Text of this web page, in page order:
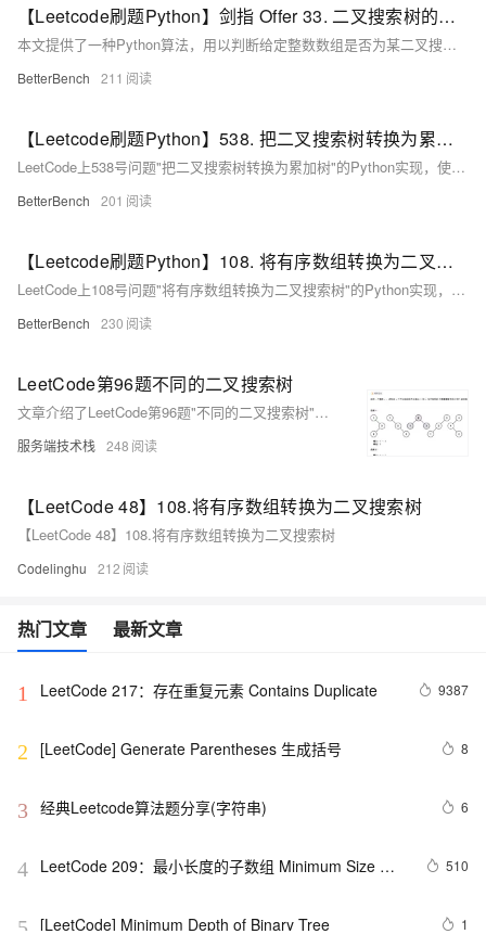
【Leetcode刷题Python】剑指 Offer 33. 二叉搜索树的后序遍历序列
本文提供了一种Python算法，用以判断给定整数数组是否为某二叉搜索树的后序遍历结果，通过识别根节点并递归验证左右子树的值是否满足二叉搜索树的性质。
BetterBench 211
【Leetcode刷题Python】538. 把二叉搜索树转换为累加树
LeetCode上538号问题"把二叉搜索树转换为累加树"的Python实现，使用反向中序遍历并记录节点值之和来更新每个节点的新值。
BetterBench 201
【Leetcode刷题Python】108. 将有序数组转换为二叉搜索树
LeetCode上108号问题"将有序数组转换为二叉搜索树"的Python实现，通过递归选取数组中间值作为根节点，构建高度平衡的二叉搜索树。
BetterBench 230
LeetCode第96题不同的二叉搜索树
文章介绍了LeetCode第96题"不同的二叉搜索树"的解法，利用动态规划的思想和递推公式，通过计算以任意节点为根的不同二叉搜索树的数量，解决了该问题。
服务端技术栈 248
【LeetCode 48】108.将有序数组转换为二叉搜索树
【LeetCode 48】108.将有序数组转换为二叉搜索树
Codelinghu 212
热门文章 最新文章
1 LeetCode 217：存在重复元素	Contains Duplicate 9387
2 [LeetCode] Generate Parentheses 生成括号 8
3 经典Leetcode算法题分享(字符串) 6
4 LeetCode 209：最小长度的子数组 Minimum Size
510
5 [LeetCode] Minimum Depth of Binary Tree 1